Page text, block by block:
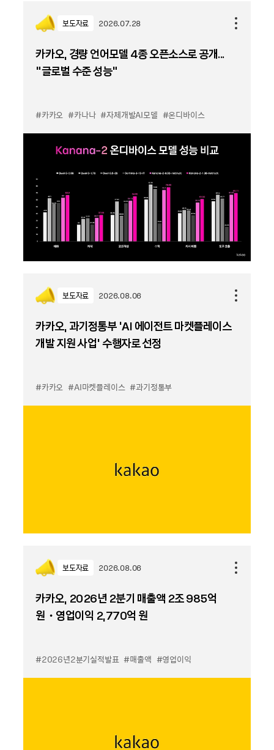
보도자료 2026.07.28
카카오, 경량 언어모델 4종 오픈소스로 공개...
“글로벌 수준 성능”
#카카오 #카나나 #자체개발AI모델 #온디바이스
보도자료 2026.08.06
카카오, 과기정통부 ‘AI 에이전트 마켓플레이스
개발 지원 사업’ 수행자로 선정
#카카오 #AI마켓플레이스 #과기정통부
보도자료 2026.08.06
카카오, 2026년 2분기 매출액 2조 985억
원・영업이익 2,770억 원
#2026년2분기실적발표 #매출액 #영업이익